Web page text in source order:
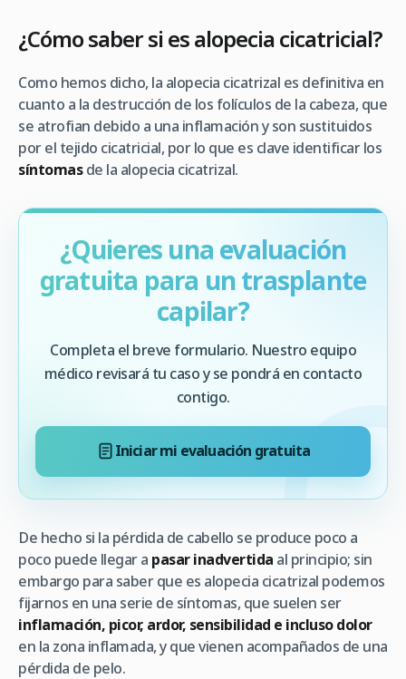
¿Cómo saber si es alopecia cicatricial?
Como hemos dicho, la alopecia cicatrizal es definitiva en
cuanto a la destrucción de los folículos de la cabeza, que
se atrofian debido a una inflamación y son sustituidos
por el tejido cicatricial, por lo que es clave identificar los
síntomasde la alopecia cicatrizal.
¿Quieres una evaluación
gratuita para un trasplante
capilar?
Completa el breve formulario. Nuestro equipo
médico revisará tu caso y se pondrá en contacto
contigo.
Iniciar mi evaluación gratuita
De hecho si la pérdida de cabello se produce poco a
poco puede llegar a pasar inadvertida al principio; sin
embargo para saber que es alopecia cicatrizal podemos
fijarnos en una serie de síntomas, que suelen ser
inflamación, picor, ardor, sensibilidad e incluso dolor
en la zona inflamada, y que vienen acompañados de una
pérdida de pelo.